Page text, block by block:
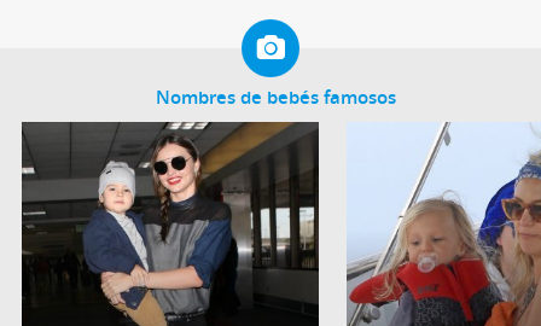
Nombres de bebés famosos